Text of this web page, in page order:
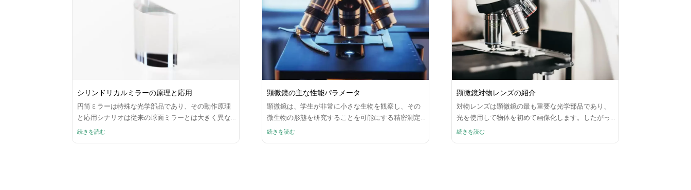
シリンドリカルミラーの原理と応用
円筒ミラーは特殊な光学部品であり、その動作原理
と応用シナリオは従来の球面ミラーとは大きく異な
ります。
続きを読む
顕微鏡の主な性能パラメータ
顕微鏡は、学生が非常に小さな生物を観察し、その
微生物の形態を研究することを可能にする精密測定
機器です。顕微鏡本体は光学部品と機械部品で構成
続きを読む
顕微鏡対物レンズの紹介
対物レンズは顕微鏡の最も重要な光学部品であり、
光を使用して物体を初めて画像化します。したがっ
て、イメージングの品質やさまざまな光学技術パラ
続きを読む